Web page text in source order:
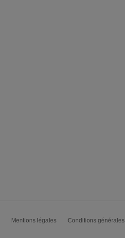
Mentions légales Conditions générales